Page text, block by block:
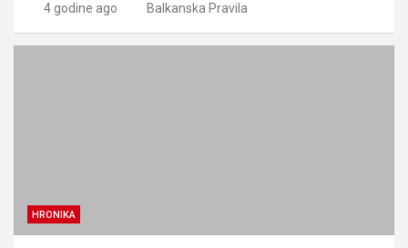
4 godine ago Balkanska Pravila
HRONIKA